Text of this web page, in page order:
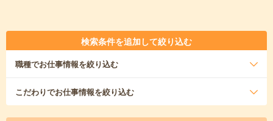
検索条件を追加して絞り込む
職種でお仕事情報を絞り込む
こだわりでお仕事情報を絞り込む